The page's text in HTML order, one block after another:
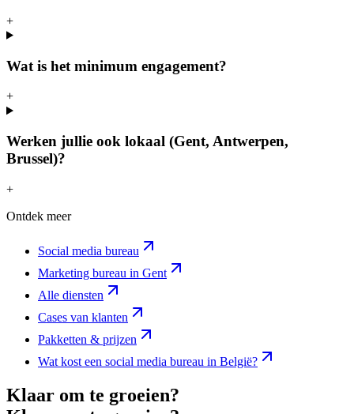
+
Wat is het minimum engagement?
+
Werken jullie ook lokaal (Gent, Antwerpen,
Brussel)?
+
Ontdek meer
Social media bureau
Marketing bureau in Gent
Alle diensten
Cases van klanten
Pakketten & prijzen
Wat kost een social media bureau in België?
Klaar om te groeien?